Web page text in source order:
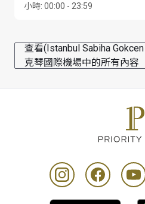
小時: 00:00 - 23:59
查看(Istanbul Sabiha
克琴國際機場中的所有內容